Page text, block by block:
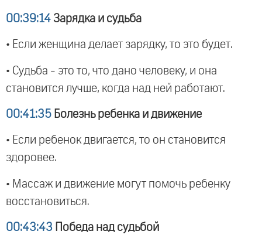
00:39:14 Зарядка и судьба
• Если женщина делает зарядку, то это будет.
• Судьба - это то, что дано человеку, и она
становится лучше, когда над ней работают.
00:41:35 Болезнь ребенка и движение
• Если ребенок двигается, то он становится
здоровее.
• Массаж и движение могут помочь ребенку
восстановиться.
00:43:43 Победа над судьбой